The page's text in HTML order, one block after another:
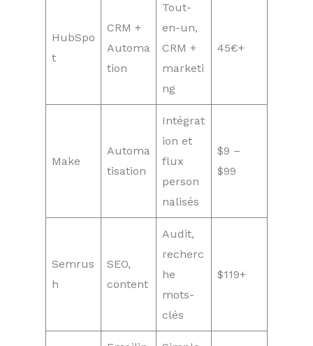
HubSpo
t
CRM +
Automa
tion
Tout-
en-un,
CRM +
marketi
ng
45€+
Make
Automa
tisation
Intégrat
ion et
flux
person
nalisés
$9 –
$99
Semrus
h
SEO,
content
Audit,
recherc
he
mots-
clés
$119+